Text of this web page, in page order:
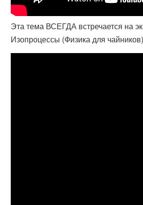
Эта тема ВСЕГДА встречается на
Изопроцессы (Физика для чайников)